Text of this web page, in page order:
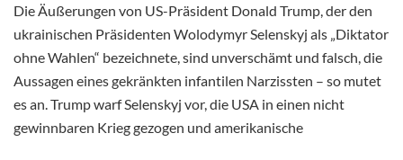
Die Äußerungen von US-Präsident Donald Trump, der den
ukrainischen Präsidenten Wolodymyr Selenskyj als „Diktator
ohne Wahlen“ bezeichnete, sind unverschämt und falsch, die
Aussagen eines gekränkten infantilen Narzissten – so mutet
es an. Trump warf Selenskyj vor, die USA in einen nicht
gewinnbaren Krieg gezogen und amerikanische